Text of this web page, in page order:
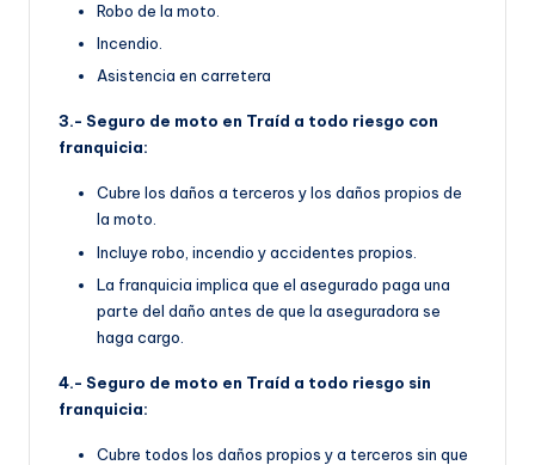
Robo de la moto.
Incendio.
Asistencia en carretera
3.- Seguro de moto en Traíd a todo riesgo con
franquicia:
Cubre los daños a terceros y los daños propios de
la moto.
Incluye robo, incendio y accidentes propios.
La franquicia implica que el asegurado paga una
parte del daño antes de que la aseguradora se
haga cargo.
4.- Seguro de moto en Traíd a todo riesgo sin
franquicia:
Cubre todos los daños propios y a terceros sin que